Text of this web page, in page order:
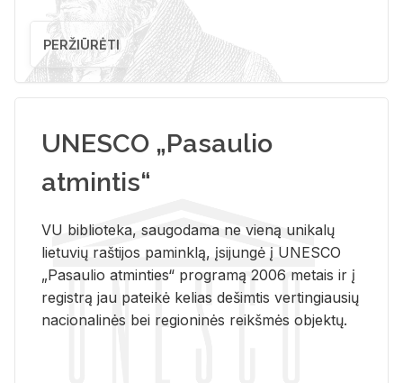
PERŽIŪRĖTI
UNESCO „Pasaulio
atmintis“
VU biblioteka, saugodama ne vieną unikalų
lietuvių raštijos paminklą, įsijungė į UNESCO
„Pasaulio atminties“ programą 2006 metais ir į
registrą jau pateikė kelias dešimtis vertingiausių
nacionalinės bei regioninės reikšmės objektų.